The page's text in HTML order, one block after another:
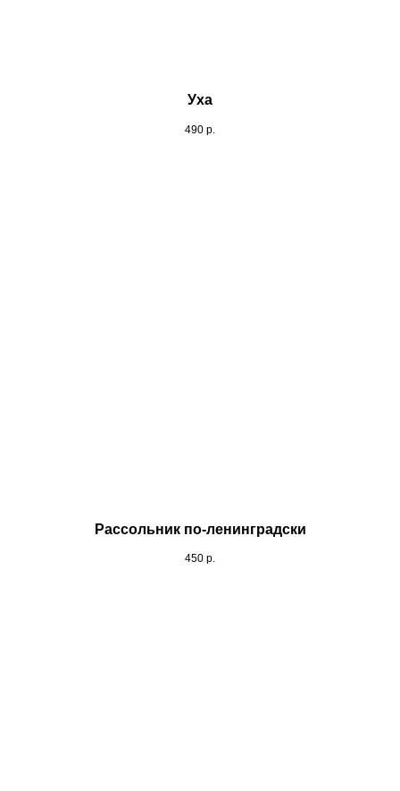
Уха
490 р.
Рассольник по-ленинградски
450 р.